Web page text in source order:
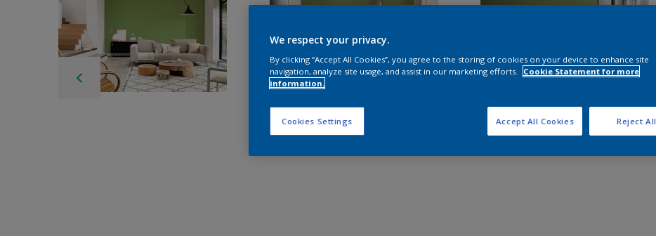
We respect your privacy.
By clicking “Accept All Cookies”, you agree to the storing of cookies on your device to enhance site
navigation, analyze site usage, and assist in our marketing efforts.
Cookie Statement for more
information.
Cookies Settings Reject All
Accept All Cookies